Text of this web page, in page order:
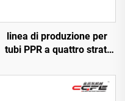
linea di produzione per
tubi PPR a quattro strati